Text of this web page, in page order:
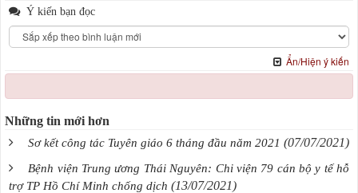
Ý kiến bạn đọc
Ẩn/Hiện ý kiến
Những tin mới hơn
Sơ kết công tác Tuyên giáo 6 tháng đầu năm 2021 (07/07/2021)
Bệnh viện Trung ương Thái Nguyên: Chi viện 79 cán bộ y tế hỗ
trợ TP Hồ Chí Minh chống dịch (13/07/2021)